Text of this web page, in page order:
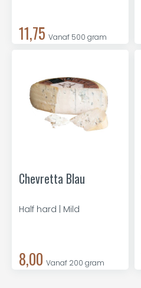
11,75 Vanaf 500 gram
Chevretta Blau
Half hard | Mild
8,00 Vanaf 200 gram